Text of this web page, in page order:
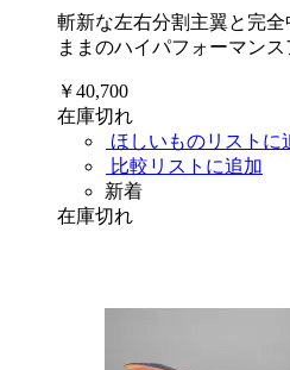
斬新な左右分割主翼と完
ままのハイパフォーマンス
￥40,700
在庫切れ
ほしいものリストに
比較リストに追加
新着
在庫切れ